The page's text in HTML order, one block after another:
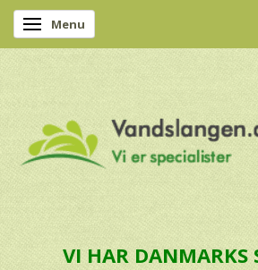
Skifte navigation
Menu
VI HAR DANMARKS